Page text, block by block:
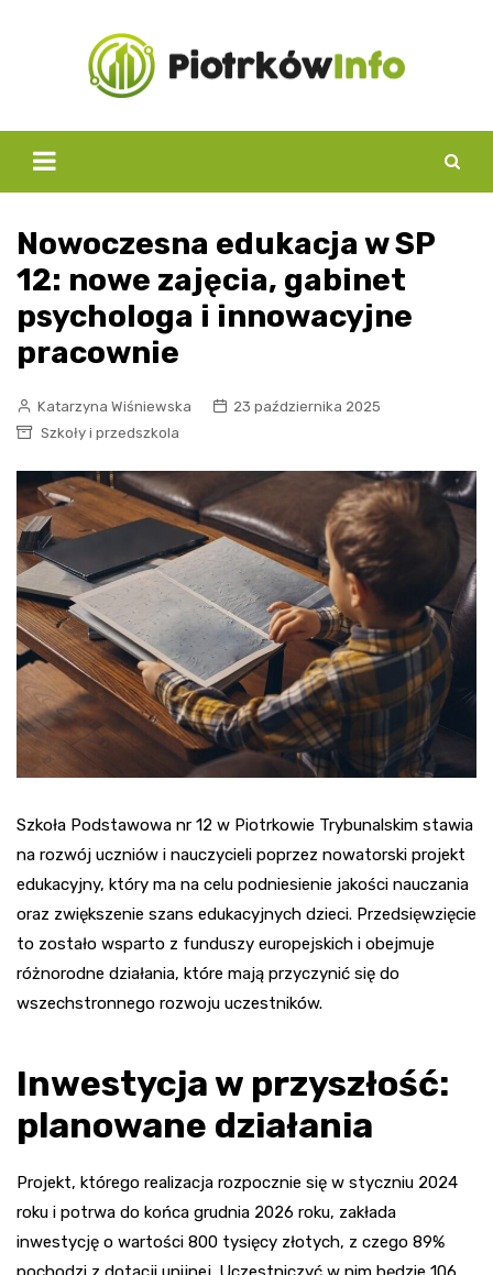
Nowoczesna edukacja w SP
12: nowe zajęcia, gabinet
psychologa i innowacyjne
pracownie
Katarzyna Wiśniewska
23 października 2025
Szkoły i przedszkola
Szkoła Podstawowa nr 12 w Piotrkowie Trybunalskim stawia
na rozwój uczniów i nauczycieli poprzez nowatorski projekt
edukacyjny, który ma na celu podniesienie jakości nauczania
oraz zwiększenie szans edukacyjnych dzieci. Przedsięwzięcie
to zostało wsparto z funduszy europejskich i obejmuje
różnorodne działania, które mają przyczynić się do
wszechstronnego rozwoju uczestników.
Inwestycja w przyszłość:
planowane działania
Projekt, którego realizacja rozpocznie się w styczniu 2024
roku i potrwa do końca grudnia 2026 roku, zakłada
inwestycję o wartości 800 tysięcy złotych, z czego 89%